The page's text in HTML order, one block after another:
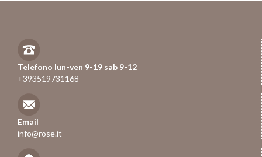
Telefono lun-ven 9-19 sab 9-12
+393519731168
Email
info@rose.it